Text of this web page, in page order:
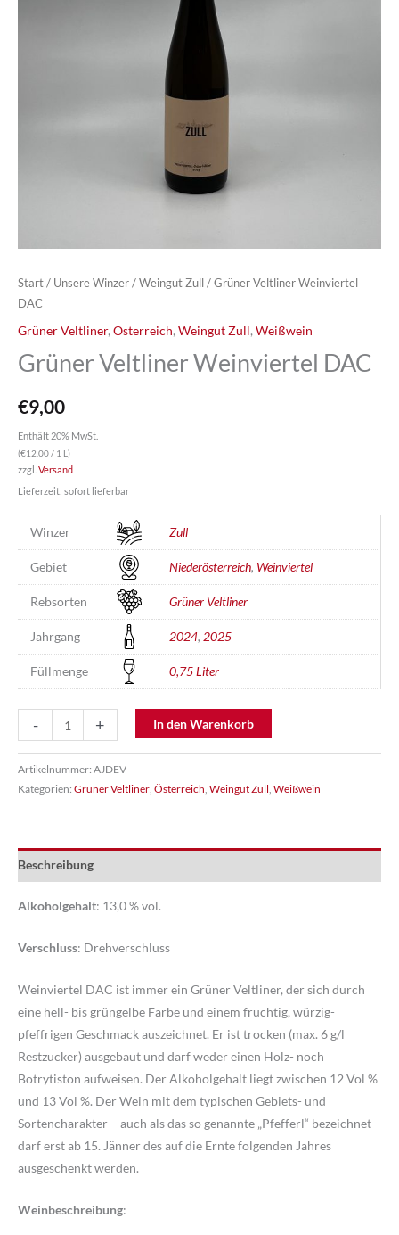
Start / Unsere Winzer / Weingut Zull / Grüner Veltliner Weinviertel
DAC
Grüner Veltliner,Österreich,Weingut Zull,Weißwein
Grüner Veltliner Weinviertel DAC
€9,00
Enthält 20% MwSt.
(€12,00/ 1 L)
zzgl. Versand
Lieferzeit: sofort lieferbar
Winzer Zull
Gebiet Niederösterreich, Weinviertel
Rebsorten Grüner Veltliner
Jahrgang 2024, 2025
Füllmenge 0,75 Liter
-
Veltliner
Weinviertel
DAC
+ In den Warenkorb
Artikelnummer: AJDEV
Kategorien: Grüner Veltliner Österreich Weingut Zull Weißwein
Beschreibung
Alkoholgehalt: 13,0 % vol.
Verschluss: Drehverschluss
Weinviertel DAC ist immer ein Grüner Veltliner, der sich durch
eine hell- bis grüngelbe Farbe und einem fruchtig, würzig-
pfeffrigen Geschmack auszeichnet. Er ist trocken (max. 6 g/l
Restzucker) ausgebaut und darf weder einen Holz- noch
Botrytiston aufweisen. Der Alkoholgehalt liegt zwischen 12 Vol %
und 13 Vol %. Der Wein mit dem typischen Gebiets- und
Sortencharakter – auch als das so genannte „Pfefferl“ bezeichnet –
darf erst ab 15. Jänner des auf die Ernte folgenden Jahres
ausgeschenkt werden.
Weinbeschreibung: